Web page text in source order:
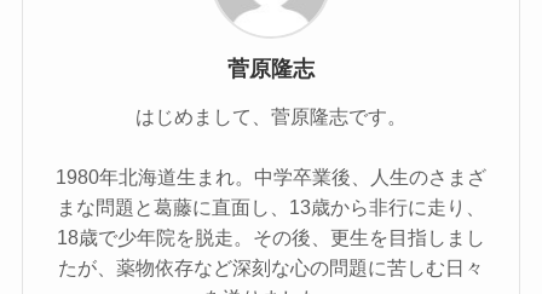
菅原隆志
はじめまして、菅原隆志です。
1980年北海道生まれ。中学卒業後、人生のさまざ
まな問題と葛藤に直面し、13歳から非行に走り、
18歳で少年院を脱走。その後、更生を目指しまし
たが、薬物依存など深刻な心の問題に苦しむ日々